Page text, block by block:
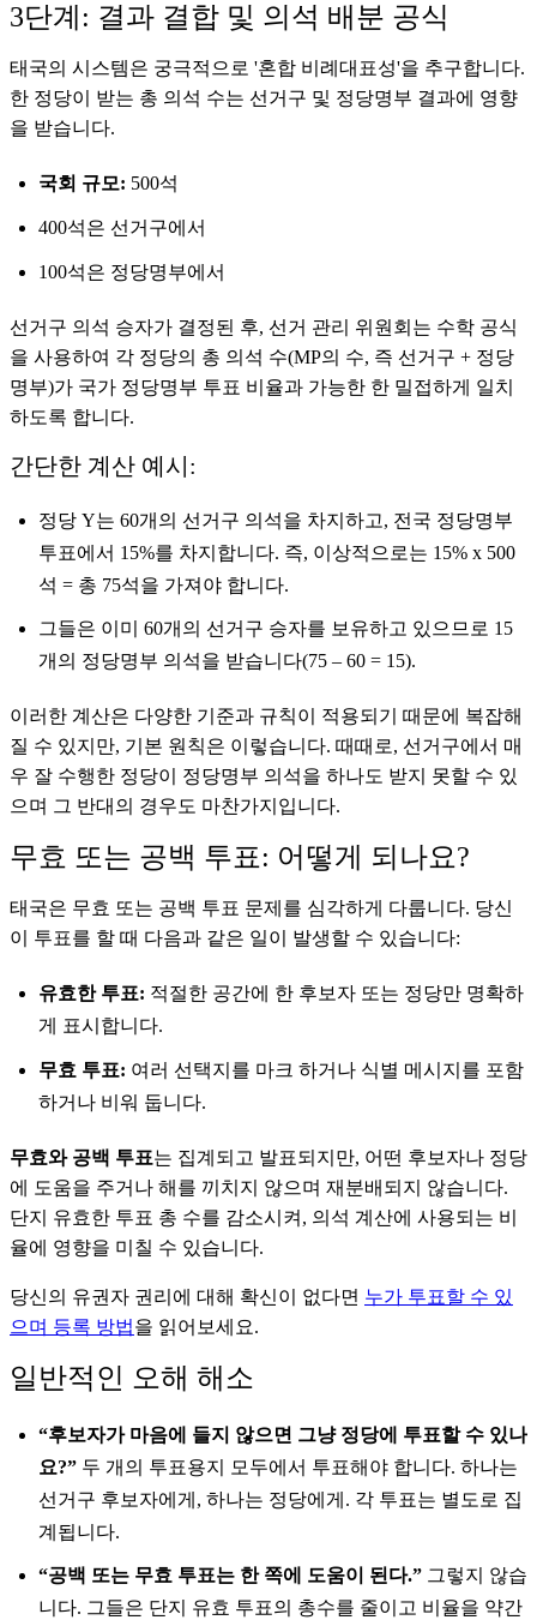
3단계: 결과 결합 및 의석 배분 공식
태국의 시스템은 궁극적으로 '혼합 비례대표성'을 추구합니다.
한 정당이 받는 총 의석 수는 선거구 및 정당명부 결과에 영향
을 받습니다.
국회 규모: 500석
400석은 선거구에서
100석은 정당명부에서
선거구 의석 승자가 결정된 후, 선거 관리 위원회는 수학 공식
을 사용하여 각 정당의 총 의석 수(MP의 수, 즉 선거구 + 정당
명부)가 국가 정당명부 투표 비율과 가능한 한 밀접하게 일치
하도록 합니다.
간단한 계산 예시:
정당 Y는 60개의 선거구 의석을 차지하고, 전국 정당명부
투표에서 15%를 차지합니다. 즉, 이상적으로는 15% x 500
석 = 총 75석을 가져야 합니다.
그들은 이미 60개의 선거구 승자를 보유하고 있으므로 15
개의 정당명부 의석을 받습니다(75 – 60 = 15).
이러한 계산은 다양한 기준과 규칙이 적용되기 때문에 복잡해
질 수 있지만, 기본 원칙은 이렇습니다. 때때로, 선거구에서 매
우 잘 수행한 정당이 정당명부 의석을 하나도 받지 못할 수 있
으며 그 반대의 경우도 마찬가지입니다.
무효 또는 공백 투표: 어떻게 되나요?
태국은 무효 또는 공백 투표 문제를 심각하게 다룹니다. 당신
이 투표를 할 때 다음과 같은 일이 발생할 수 있습니다:
유효한 투표: 적절한 공간에 한 후보자 또는 정당만 명확하
게 표시합니다.
무효 투표: 여러 선택지를 마크 하거나 식별 메시지를 포함
하거나 비워 둡니다.
무효와 공백 투표는 집계되고 발표되지만, 어떤 후보자나 정당
에 도움을 주거나 해를 끼치지 않으며 재분배되지 않습니다.
단지 유효한 투표 총 수를 감소시켜, 의석 계산에 사용되는 비
율에 영향을 미칠 수 있습니다.
당신의 유권자 권리에 대해 확신이 없다면 누가 투표할 수 있
으며 등록 방법을 읽어보세요.
일반적인 오해 해소
“후보자가 마음에 들지 않으면 그냥 정당에 투표할 수 있나
요?” 두 개의 투표용지 모두에서 투표해야 합니다. 하나는
선거구 후보자에게, 하나는 정당에게. 각 투표는 별도로 집
계됩니다.
“공백 또는 무효 투표는 한 쪽에 도움이 된다.” 그렇지 않습
니다. 그들은 단지 유효 투표의 총수를 줄이고 비율을 약간